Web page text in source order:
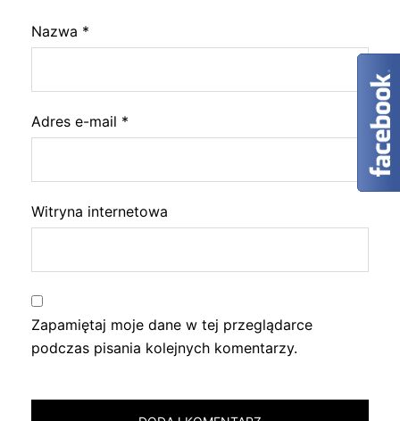
Nazwa *
Adres e-mail *
Witryna internetowa
Zapamiętaj moje dane w tej przeglądarce
podczas pisania kolejnych komentarzy.